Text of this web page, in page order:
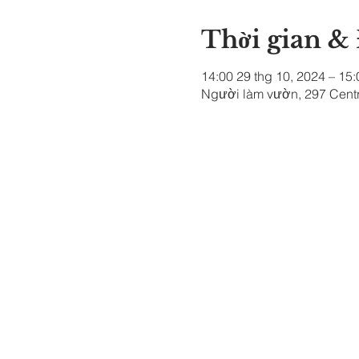
Thời gian &
14:00 29 thg 10, 2024 –
Người làm vườn, 297